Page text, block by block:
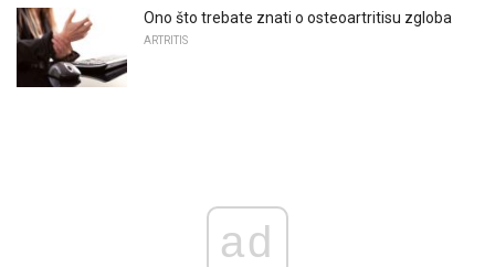
Ono što trebate znati o osteoartritisu zgloba
ARTRITIS
ad